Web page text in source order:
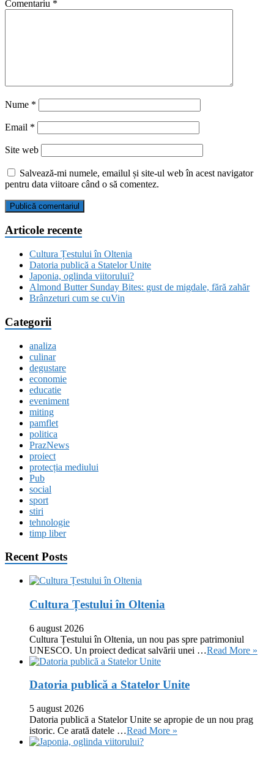
Comentariu *
Nume *
Email *
Site web
Salvează-mi numele, emailul și site-ul web în acest navigator
pentru data viitoare când o să comentez.
Articole recente
Cultura Țestului în Oltenia
Datoria publică a Statelor Unite
Japonia, oglinda viitorului?
Almond Butter Sunday Bites: gust de migdale, fără zahăr
Brânzeturi cum se cuVin
Categorii
analiza
culinar
degustare
economie
educatie
eveniment
miting
pamflet
politica
PrazNews
proiect
protecția mediului
Pub
social
sport
stiri
tehnologie
timp liber
Recent Posts
Cultura Țestului în Oltenia
6 august 2026
Cultura Țestului în Oltenia, un nou pas spre patrimoniul
UNESCO. Un proiect dedicat salvării unei …Read More »
Datoria publică a Statelor Unite
5 august 2026
Datoria publică a Statelor Unite se apropie de un nou prag
istoric. Ce arată datele …Read More »